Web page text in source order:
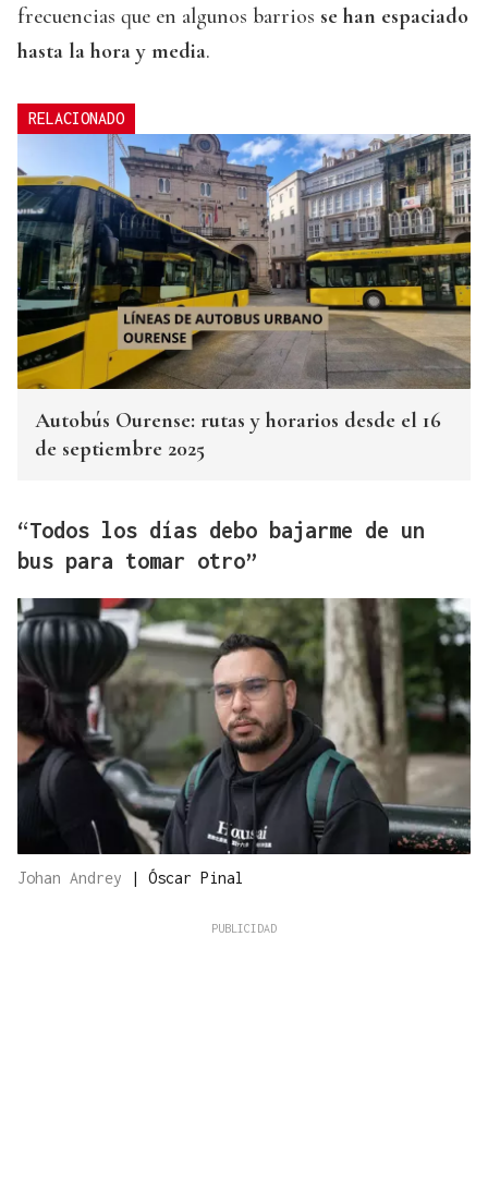
frecuencias que en algunos barrios se han espaciado
hasta la hora y media.
RELACIONADO
Autobús Ourense: rutas y horarios desde el 16
de septiembre 2025
“Todos los días debo bajarme de un
bus para tomar otro”
Johan Andrey | Óscar Pinal